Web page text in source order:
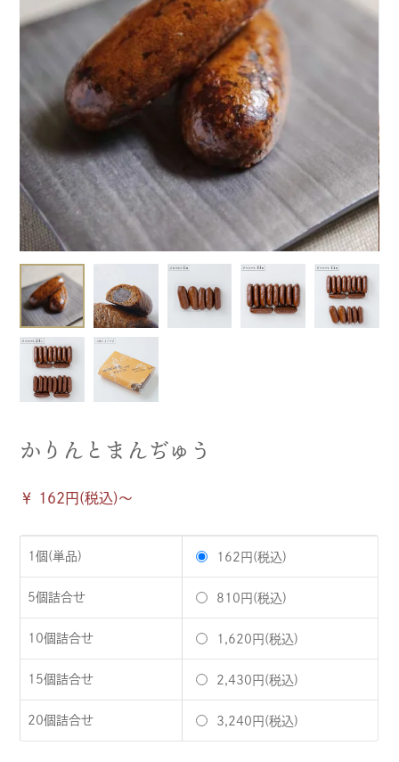
かりんとまんぢゅう
￥ 162円(税込)〜
1個(単品) 162円(税込)
5個詰合せ 810円(税込)
10個詰合せ 1,620円(税込)
15個詰合せ 2,430円(税込)
20個詰合せ 3,240円(税込)